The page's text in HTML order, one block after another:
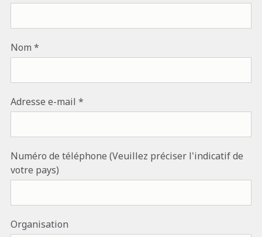
Nom
Adresse e-mail
Numéro de téléphone (Veuillez préciser l'indicatif de
votre pays)
Organisation